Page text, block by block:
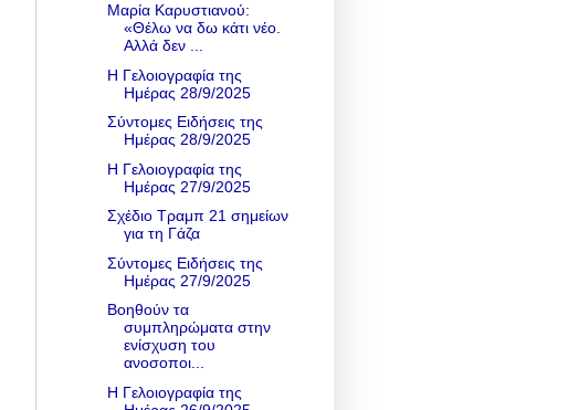
Μαρία Καρυστιανού:
«Θέλω να δω κάτι νέο.
Αλλά δεν ...
Η Γελοιογραφία της
Ημέρας 28/9/2025
Σύντομες Ειδήσεις της
Ημέρας 28/9/2025
Η Γελοιογραφία της
Ημέρας 27/9/2025
Σχέδιο Τραμπ 21 σημείων
για τη Γάζα
Σύντομες Ειδήσεις της
Ημέρας 27/9/2025
Βοηθούν τα
συμπληρώματα στην
ενίσχυση του
ανοσοποι...
Η Γελοιογραφία της